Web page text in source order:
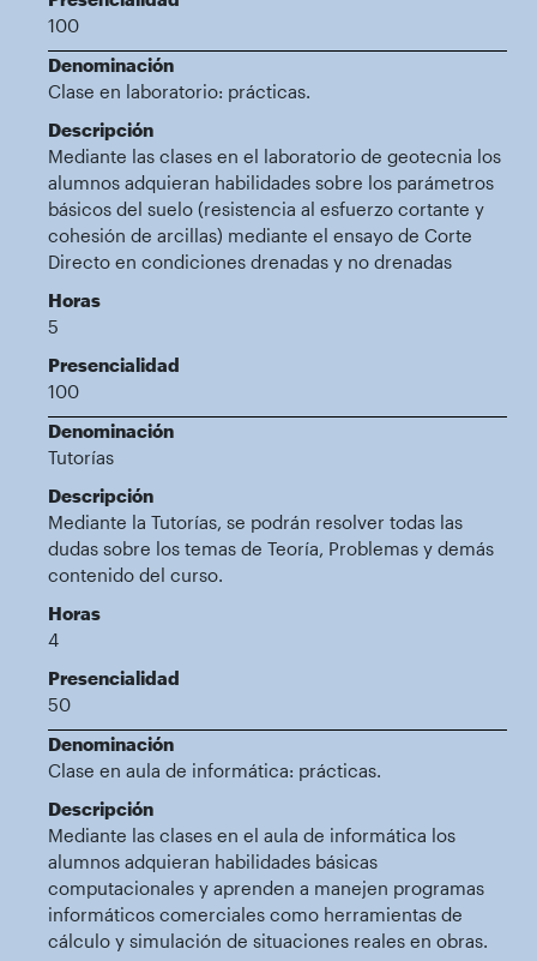
100
Denominación
Clase en laboratorio: prácticas.
Descripción
Mediante las clases en el laboratorio de geotecnia los
alumnos adquieran habilidades sobre los parámetros
básicos del suelo (resistencia al esfuerzo cortante y
cohesión de arcillas) mediante el ensayo de Corte
Directo en condiciones drenadas y no drenadas
Horas
5
Presencialidad
100
Denominación
Tutorías
Descripción
Mediante la Tutorías, se podrán resolver todas las
dudas sobre los temas de Teoría, Problemas y demás
contenido del curso.
Horas
4
Presencialidad
50
Denominación
Clase en aula de informática: prácticas.
Descripción
Mediante las clases en el aula de informática los
alumnos adquieran habilidades básicas
computacionales y aprenden a manejen programas
informáticos comerciales como herramientas de
cálculo y simulación de situaciones reales en obras.